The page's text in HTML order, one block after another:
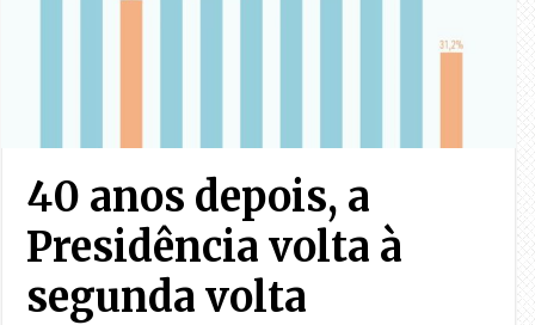
40 anos depois, a
Presidência volta à
segunda volta